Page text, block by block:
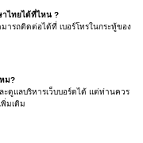
ไทยได้ที่ไหน ?
รถติดต่อได้ที่ เบอร์โทรในกระทู้ของ
ม?
ดูแลบริหารเว็บบอร์ดได้ แต่ท่านควร
มเติม